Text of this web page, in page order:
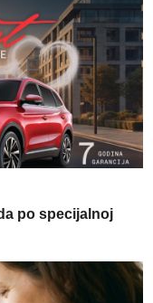
po specijalnoj